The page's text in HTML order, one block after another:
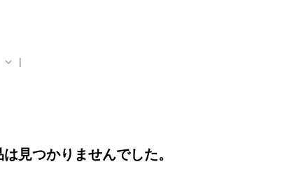
見つかりませんでした。